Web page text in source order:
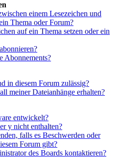
einem Lesezeichen und
Thema oder Forum?
auf ein Thema setzen oder ein
Abonnements?
in diesem Forum zulässig?
meiner Dateianhänge erhalten?
entwickelt?
y nicht enthalten?
falls es Beschwerden oder
Forum gibt?
des Boards kontaktieren?